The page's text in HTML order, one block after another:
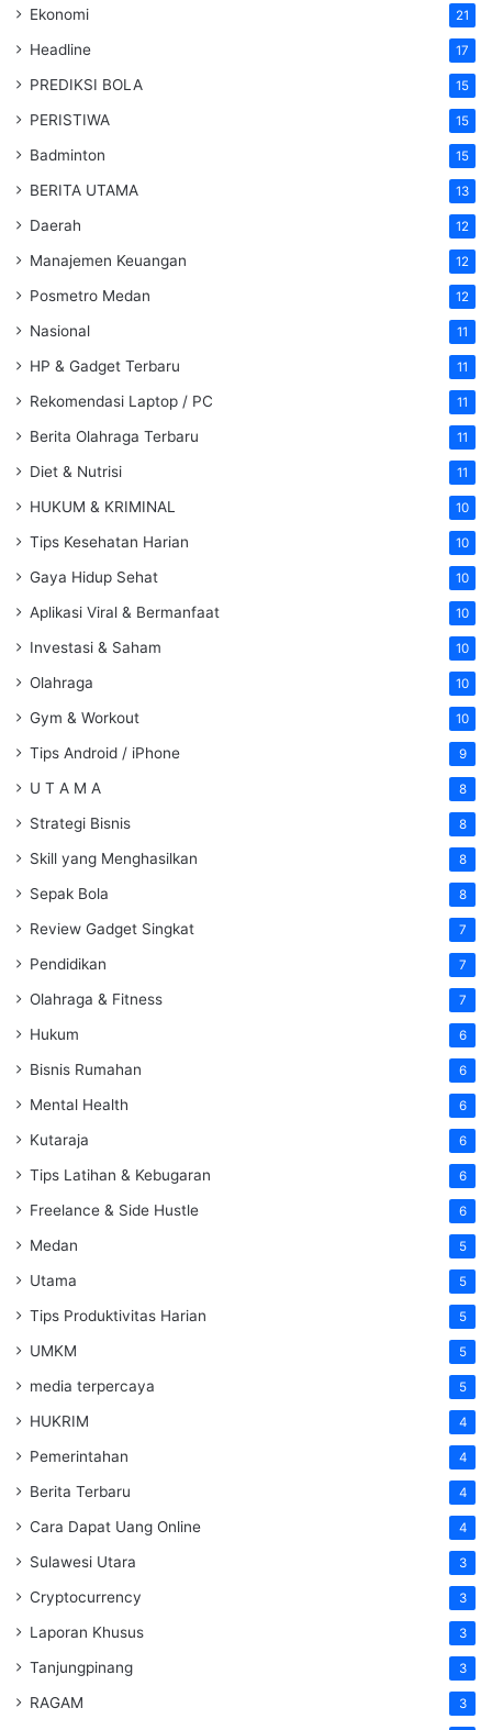
Ekonomi 21
Headline 17
PREDIKSI BOLA 15
PERISTIWA 15
Badminton 15
BERITA UTAMA 13
Daerah 12
Manajemen Keuangan 12
Posmetro Medan 12
Nasional 11
HP & Gadget Terbaru 11
Rekomendasi Laptop / PC 11
Berita Olahraga Terbaru 11
Diet & Nutrisi 11
HUKUM & KRIMINAL 10
Tips Kesehatan Harian 10
Gaya Hidup Sehat 10
Aplikasi Viral & Bermanfaat 10
Investasi & Saham 10
Olahraga 10
Gym & Workout 10
Tips Android / iPhone 9
U T A M A 8
Strategi Bisnis 8
Skill yang Menghasilkan 8
Sepak Bola 8
Review Gadget Singkat 7
Pendidikan 7
Olahraga & Fitness 7
Hukum 6
Bisnis Rumahan 6
Mental Health 6
Kutaraja 6
Tips Latihan & Kebugaran 6
Freelance & Side Hustle 6
Medan 5
Utama 5
Tips Produktivitas Harian 5
UMKM 5
media terpercaya 5
HUKRIM 4
Pemerintahan 4
Berita Terbaru 4
Cara Dapat Uang Online 4
Sulawesi Utara 3
Cryptocurrency 3
Laporan Khusus 3
Tanjungpinang 3
RAGAM 3